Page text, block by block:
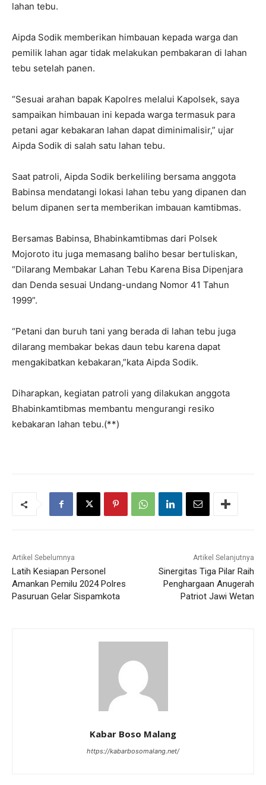
lahan tebu.
Aipda Sodik memberikan himbauan kepada warga dan
pemilik lahan agar tidak melakukan pembakaran di lahan
tebu setelah panen.
“Sesuai arahan bapak Kapolres melalui Kapolsek, saya
sampaikan himbauan ini kepada warga termasuk para
petani agar kebakaran lahan dapat diminimalisir,” ujar
Aipda Sodik di salah satu lahan tebu.
Saat patroli, Aipda Sodik berkeliling bersama anggota
Babinsa mendatangi lokasi lahan tebu yang dipanen dan
belum dipanen serta memberikan imbauan kamtibmas.
Bersamas Babinsa, Bhabinkamtibmas dari Polsek
Mojoroto itu juga memasang baliho besar bertuliskan,
“Dilarang Membakar Lahan Tebu Karena Bisa Dipenjara
dan Denda sesuai Undang-undang Nomor 41 Tahun
1999”.
“Petani dan buruh tani yang berada di lahan tebu juga
dilarang membakar bekas daun tebu karena dapat
mengakibatkan kebakaran,”kata Aipda Sodik.
Diharapkan, kegiatan patroli yang dilakukan anggota
Bhabinkamtibmas membantu mengurangi resiko
kebakaran lahan tebu.(**)
Artikel Sebelumnya
Latih Kesiapan Personel
Amankan Pemilu 2024 Polres
Pasuruan Gelar Sispamkota
Artikel Selanjutnya
Sinergitas Tiga Pilar Raih
Penghargaan Anugerah
Patriot Jawi Wetan
Kabar Boso Malang
https://kabarbosomalang.net/